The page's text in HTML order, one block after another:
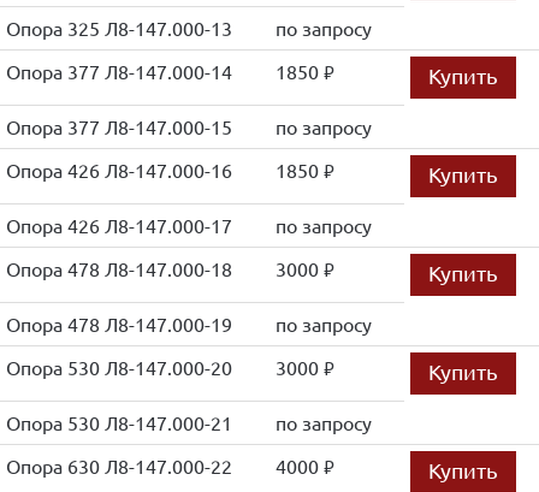
Опора 325 Л8-147.000-13
по запросу
Опора 377 Л8-147.000-14
1850 руб. Купить
Опора 377 Л8-147.000-15
по запросу
Опора 426 Л8-147.000-16
1850 руб. Купить
Опора 426 Л8-147.000-17
по запросу
Опора 478 Л8-147.000-18
3000 руб. Купить
Опора 478 Л8-147.000-19
по запросу
Опора 530 Л8-147.000-20
3000 руб. Купить
Опора 530 Л8-147.000-21
по запросу
Опора 630 Л8-147.000-22
4000 руб. Купить